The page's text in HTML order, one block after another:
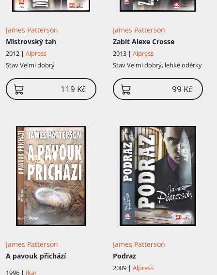
James Patterson
Mistrovský tah
2012 | Alpress
StavVelmi dobrý
119 Kč
James Patterson
Zabít Alexe Crosse
2013 | Alpress
StavVelmi dobrý, lehké oděrky
99 Kč
James Patterson
A pavouk přichází
1996 | Ikar
James Patterson
Podraz
2009 | Alpress